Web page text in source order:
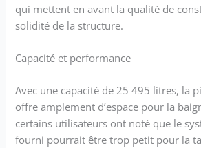
qui mettent en avant la qualité de
solidité de la structure.
Capacité et performance
Avec une capacité de 25 495 litres, la
offre amplement d’espace pour la
certains utilisateurs ont noté que le
fourni pourrait être trop petit pour la